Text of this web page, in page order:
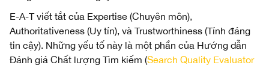
E-A-T viết tắt của Expertise (Chuyên môn),
Authoritativeness (Uy tín), và Trustworthiness (Tính đáng
tin cậy). Những yếu tố này là một phần của Hướng dẫn
Đánh giá Chất lượng Tìm kiếm (Search Quality Evaluator